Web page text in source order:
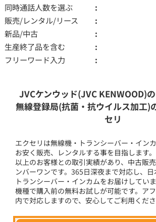
同時通話人数を選ぶ
販売/レンタル/リース
新品/中古
生産終了品を含む
フリーワード入力
JVCケンウッド(JVC KENWOOD)
無線登録局(抗菌・抗ウイルス加工)
セリ
エクセリは無線機・トランシーバー・イン
お安く販売、レンタルする事を目指します
以上のお客様との取引実績があり、中古販
ンバーワンです。365日深夜まで対応し、日
トランシーバー・インカムをお届けしてい
機種で購入前の無料お試しが可能です。ア
内で対応しますので、安心してご利用くださ